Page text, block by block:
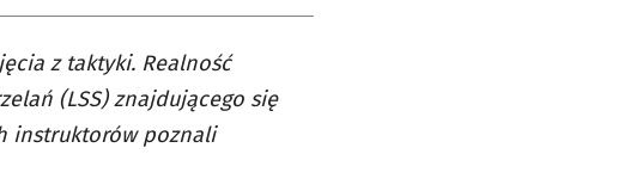
z taktyki. Realność
(LSS) znajdującego się
instruktorów poznali